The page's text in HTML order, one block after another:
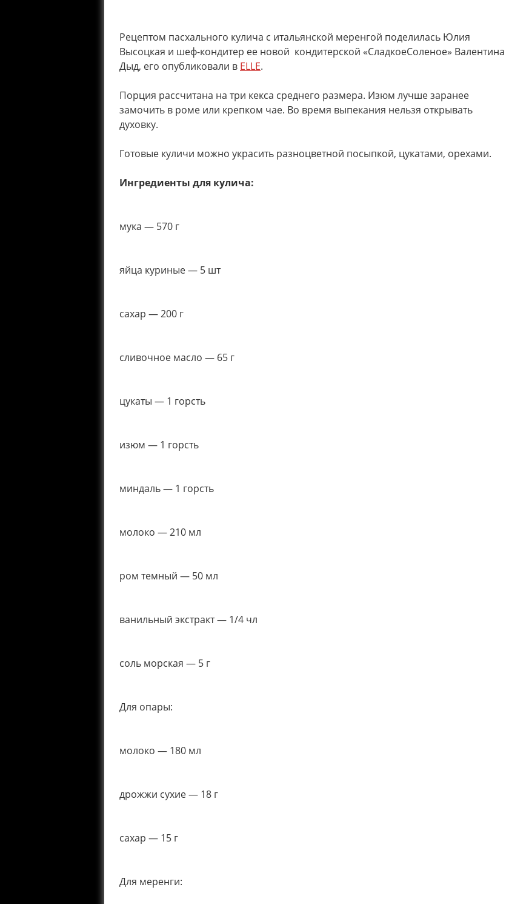
Рецептом пасхального кулича с итальянской меренгой поделилась Юлия
Высоцкая и шеф-кондитер ее новой кондитерской «СладкоеСоленое» Валентина
Дыд, его опубликовали в ELLE.
Порция рассчитана на три кекса среднего размера. Изюм лучше заранее
замочить в роме или крепком чае. Во время выпекания нельзя открывать
духовку.
Готовые куличи можно украсить разноцветной посыпкой, цукатами, орехами.
Ингредиенты для кулича:
мука — 570 г
яйца куриные — 5 шт
сахар — 200 г
сливочное масло — 65 г
цукаты — 1 горсть
изюм — 1 горсть
миндаль — 1 горсть
молоко — 210 мл
ром темный — 50 мл
ванильный экстракт — 1/4 чл
соль морская — 5 г
Для опары:
молоко — 180 мл
дрожжи сухие — 18 г
сахар — 15 г
Для меренги: